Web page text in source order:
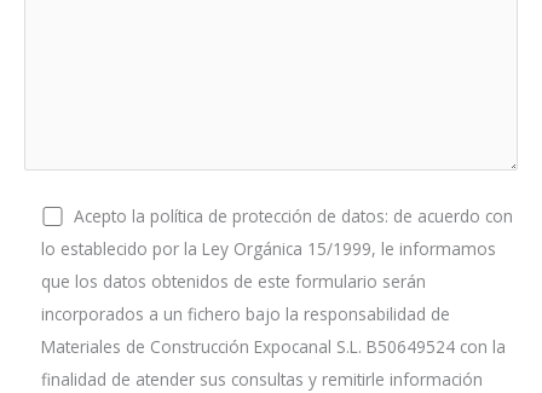
Acepto la política de protección de datos: de acuerdo con
lo establecido por la Ley Orgánica 15/1999, le informamos
que los datos obtenidos de este formulario serán
incorporados a un fichero bajo la responsabilidad de
Materiales de Construcción Expocanal S.L. B50649524 con la
finalidad de atender sus consultas y remitirle información